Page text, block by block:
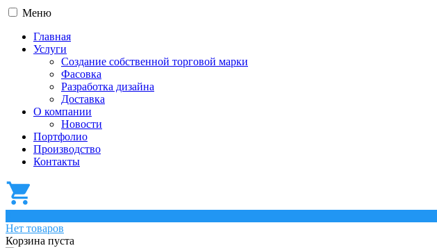
Меню
Главная
Услуги
Создание собственной торговой марки
Фасовка
Разработка дизайна
Доставка
О компании
Новости
Портфолио
Производство
Контакты
Нет товаров
Корзина пуста